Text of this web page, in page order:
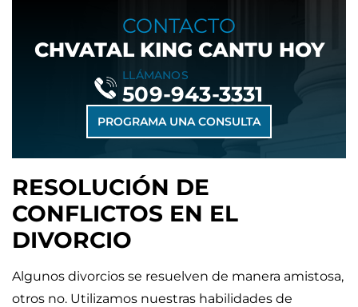
CONTACTO
CHVATAL KING CANTU HOY
PROGRAMA UNA CONSULTA
LLÁMANOS
509-943-3331
RESOLUCIÓN DE
CONFLICTOS EN EL
DIVORCIO
Algunos divorcios se resuelven de manera amistosa,
otros no. Utilizamos nuestras habilidades de